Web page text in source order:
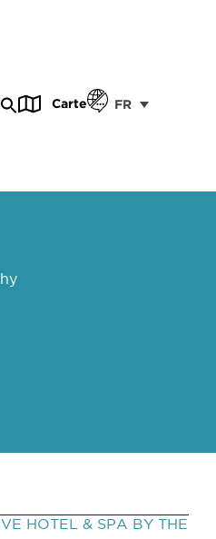
Carte FR
HOTEL & SPA BY THE